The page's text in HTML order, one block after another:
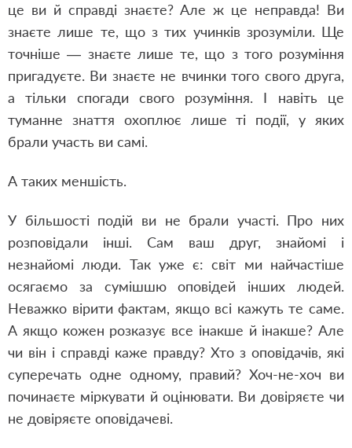
це ви й справді знаєте? Але ж це неправда! Ви
знаєте лише те, що з тих учинків зрозуміли. Ще
точніше — знаєте лише те, що з того розуміння
пригадуєте. Ви знаєте не вчинки того свого друга,
а тільки спогади свого розуміння. І навіть це
туманне знаття охоплює лише ті події, у яких
брали участь ви самі.
А таких меншість.
У більшості подій ви не брали участі. Про них
розповідали інші. Сам ваш друг, знайомі і
незнайомі люди. Так уже є: світ ми найчастіше
осягаємо за сумішшю оповідей інших людей.
Неважко вірити фактам, якщо всі кажуть те саме.
А якщо кожен розказує все інакше й інакше? Але
чи він і справді каже правду? Хто з оповідачів, які
суперечать одне одному, правий? Хоч-не-хоч ви
починаєте міркувати й оцінювати. Ви довіряєте чи
не довіряєте оповідачеві.